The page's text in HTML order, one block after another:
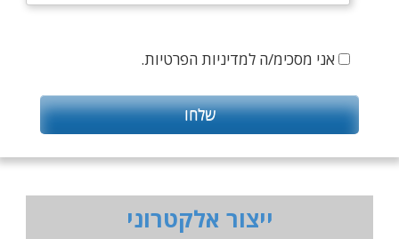
אני מסכימ/ה למדיניות הפרטיות.
ייצור אלקטרוני